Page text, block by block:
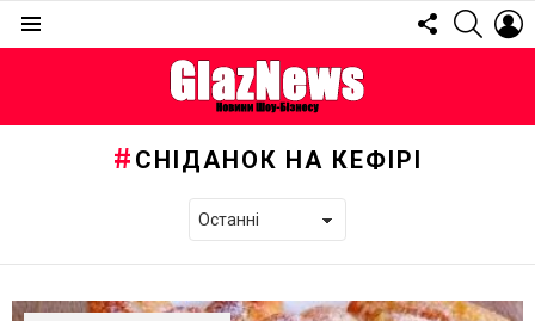
FOLLOW
US
СНІДАНОК НА КЕФІРІ